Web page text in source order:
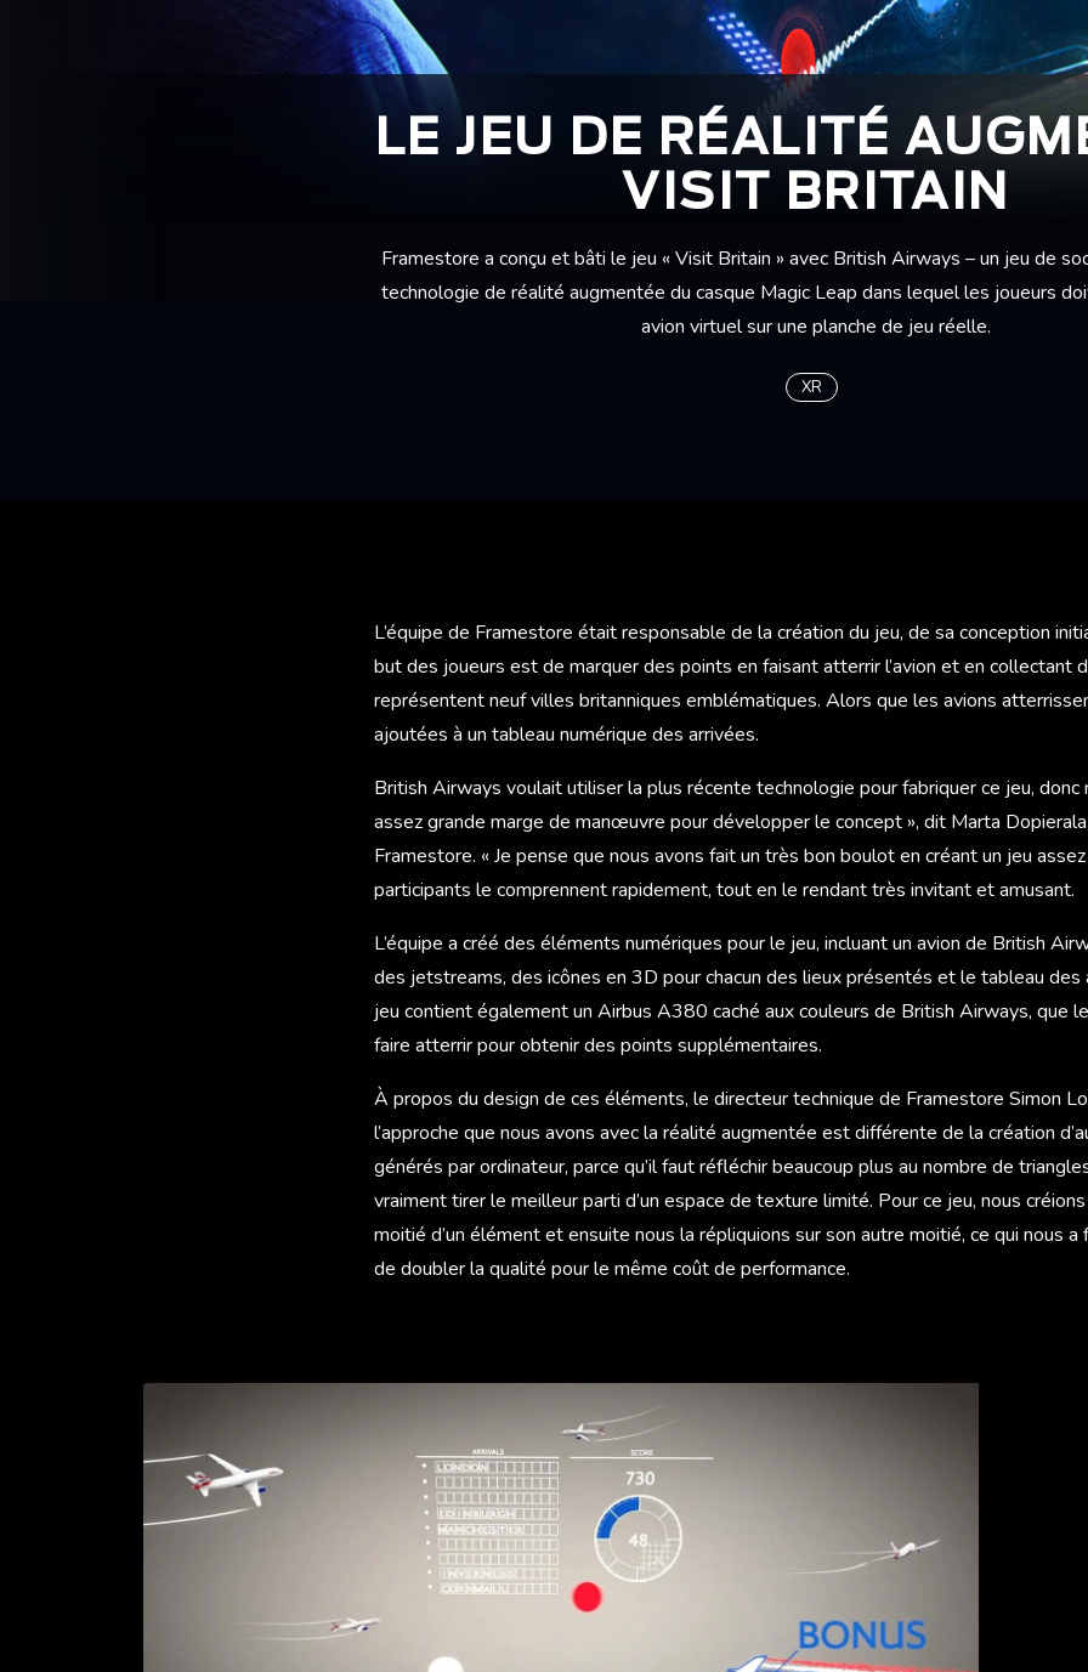
LE JEU DE RÉALITÉ
VISIT BRITAIN
Framestore a conçu et bâti le jeu « Visit Britain » avec British Airways – un jeu de
technologie de réalité augmentée du casque Magic Leap dans lequel les joueurs
avion virtuel sur une planche de jeu réelle.
XR
L’équipe de Framestore était responsable de la création du jeu, de sa conception
but des joueurs est de marquer des points en faisant atterrir l’avion et en collectant
représentent neuf villes britanniques emblématiques. Alors que les avions
ajoutées à un tableau numérique des arrivées.
British Airways voulait utiliser la plus récente technologie pour fabriquer ce jeu, donc
assez grande marge de manœuvre pour développer le concept », dit Marta
Framestore. « Je pense que nous avons fait un très bon boulot en créant un jeu
participants le comprennent rapidement, tout en le rendant très invitant et amusant.
L’équipe a créé des éléments numériques pour le jeu, incluant un avion de British
des jetstreams, des icônes en 3D pour chacun des lieux présentés et le tableau des
jeu contient également un Airbus A380 caché aux couleurs de British Airways, que
faire atterrir pour obtenir des points supplémentaires.
À propos du design de ces éléments, le directeur technique de Framestore Simon
l’approche que nous avons avec la réalité augmentée est différente de la création
générés par ordinateur, parce qu’il faut réfléchir beaucoup plus au nombre de
vraiment tirer le meilleur parti d’un espace de texture limité. Pour ce jeu, nous
moitié d’un élément et ensuite nous la répliquions sur son autre moitié, ce qui nous
de doubler la qualité pour le même coût de performance.